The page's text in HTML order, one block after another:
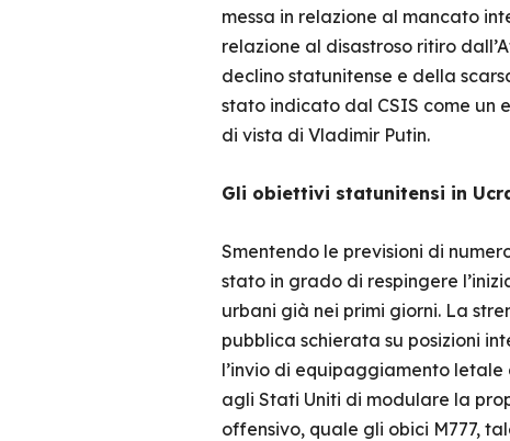
messa in relazione al mancato
relazione al disastroso ritiro
declino statunitense e della
stato indicato dal CSIS come un
di vista di Vladimir Putin.
Gli obiettivi statunitensi in
Smentendo le previsioni di
stato in grado di respingere
urbani già nei primi giorni. La
pubblica schierata su posizioni
l’invio di equipaggiamento letale
agli Stati Uniti di modulare la
offensivo, quale gli obici M777,